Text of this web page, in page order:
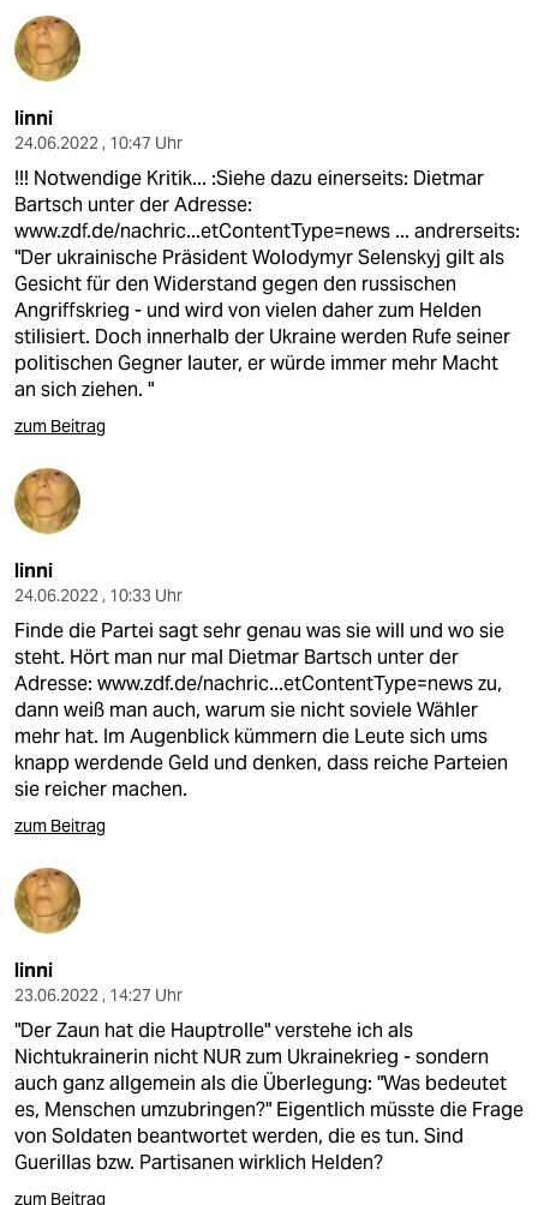
linni
24.06.2022 , 10:47 Uhr
!!! Notwendige Kritik... :Siehe dazu einerseits: Dietmar
Bartsch unter der Adresse:
www.zdf.de/nachric...etContentType=news ... andrerseits:
"Der ukrainische Präsident Wolodymyr Selenskyj gilt als
Gesicht für den Widerstand gegen den russischen
Angriffskrieg - und wird von vielen daher zum Helden
stilisiert. Doch innerhalb der Ukraine werden Rufe seiner
politischen Gegner lauter, er würde immer mehr Macht
an sich ziehen. "
zum Beitrag
linni
24.06.2022 , 10:33 Uhr
Finde die Partei sagt sehr genau was sie will und wo sie
steht. Hört man nur mal Dietmar Bartsch unter der
Adresse: www.zdf.de/nachric...etContentType=newszu,
dann weiß man auch, warum sie nicht soviele Wähler
mehr hat. Im Augenblick kümmern die Leute sich ums
knapp werdende Geld und denken, dass reiche Parteien
sie reicher machen.
zum Beitrag
linni
23.06.2022 , 14:27 Uhr
"Der Zaun hat die Hauptrolle" verstehe ich als
Nichtukrainerin nicht NUR zum Ukrainekrieg - sondern
auch ganz allgemein als die Überlegung: "Was bedeutet
es, Menschen umzubringen?" Eigentlich müsste die Frage
von Soldaten beantwortet werden, die es tun. Sind
Guerillas bzw. Partisanen wirklich Helden?
zum Beitrag